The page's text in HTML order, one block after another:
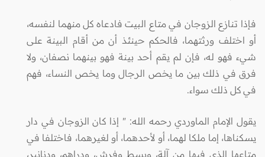
فإذا تنازع الزوجان في متاع البيت فادعاه كل منهما لنفسه،
أو اختلف ورثتهما، فالحكم حينئذ أن من أقام البينة على
شيء فهو له، فإن لم يقم أحد بينة فهو بينهما نصفان، ولا
فرق في ذلك بين ما يخص الرجال وما يخص النساء، فهم
في كل ذلك سواء.
يقول الإمام الماوردي رحمه الله: " إذا كان الزوجان في دار
يسكناها، إما ملكا لهما، أو لأحدهما، أو لغيرهما، فاختلفا في
متاعها الذي فيها من آلة، وبسط وفرش، ودراهم، ودنانير،